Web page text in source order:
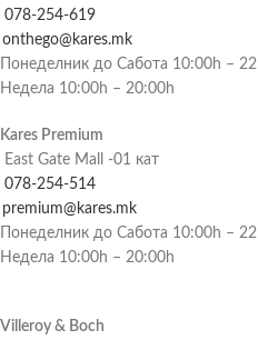
078-254-619
onthego@kares.mk
Понеделник до Сабота 10:00h –
Недела 10:00h – 20:00h
Kares Premium
East Gate Mall -01 кат
078-254-514
premium@kares.mk
Понеделник до Сабота 10:00h –
Недела 10:00h – 20:00h
Villeroy & Boch